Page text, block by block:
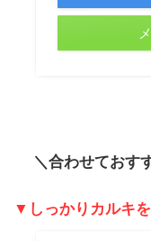
＼合わせておす
▼しっかりカルキ